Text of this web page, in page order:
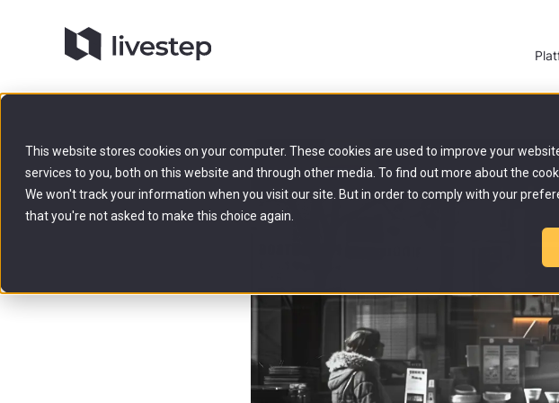
This website stores cookies on your computer. These cookies are used to improve your
services to you, both on this website and through other media. To find out more about the
We won't track your information when you visit our site. But in order to comply with your
that you're not asked to make this choice again.